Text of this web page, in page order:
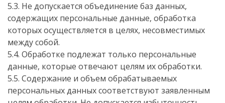
5.3. Не допускается объединение баз данных,
содержащих персональные данные, обработка
которых осуществляется в целях, несовместимых
между собой.
5.4. Обработке подлежат только персональные
данные, которые отвечают целям их обработки.
5.5. Содержание и объем обрабатываемых
персональных данных соответствуют заявленным